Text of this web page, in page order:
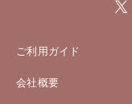
ご利用ガイド
会社概要